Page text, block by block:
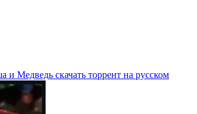
и Медведь скачать торрент на русском